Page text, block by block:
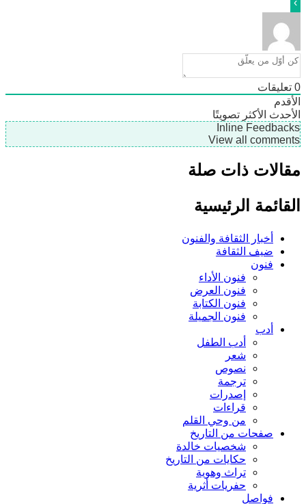
الأكثر تصويتًا
Inline
View all
ذات صلة
الرئيسية
أخبار الثقافة والفنون
ضيف الثقافة
فنون
فنون الأداء
فنون العرض
فنون الكتابة
فنون الجميلة
أدب
أدب الطفل
شعر
نصوص
ترجمة
إصدرات
قراءات
من وحي القلم
صفحات من التاريخ
شخصيات خالدة
حكايات من التاريخ
تراث وهوية
حفريات أثرية
فواصل